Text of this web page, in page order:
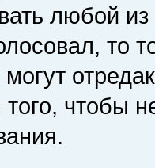
любой
то
чтобы